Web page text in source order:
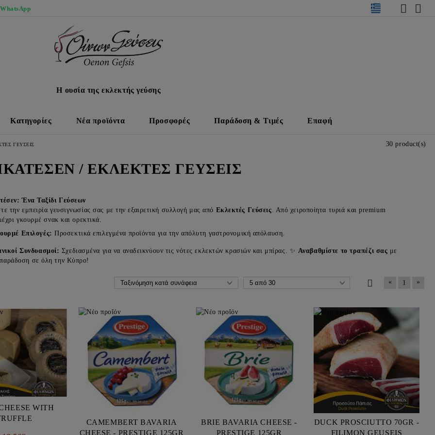
Η ουσία της εκλεκτής γεύσης
Κατηγορίες Νέα προϊόντα Προσφορές Παράδοση & Τιμές Επαφή
ΓΕΥΣΕΙΣ
/ ΕΚΛΕΚΤΕΣ ΓΕΥΣΕΙΣ
Ένα Ταξίδι Γεύσεων
την εμπειρία γευσιγνωσίας σας με την εξαιρετική συλλογή μας από Εκλεκτές Γεύσεις . Από χειροποίητα τυριά και premium
γκουρμέ σνακ και ορεκτικά.
Επιλογές: Προσεκτικά επιλεγμένα προϊόντα για την απόλυτη γαστρονομική απόλαυση.
Συνδυασμοί: Σχεδιασμένα για να αναδεικνύουν τις νότες εκλεκτών κρασιών και μπίρας. ✨ Αναβαθμίστε το τραπέζι σας με
σε όλη την Κύπρο!
30 product(s)
« 1 »
WITH
CAMEMBERT BAVARIA
CHEESE - PRESTIGE 125GR
BRIE BAVARIA CHEESE -
PRESTIGE 125GR
DUCK PROSCIUTTO 70GR -
FILIMON GEUSEIS